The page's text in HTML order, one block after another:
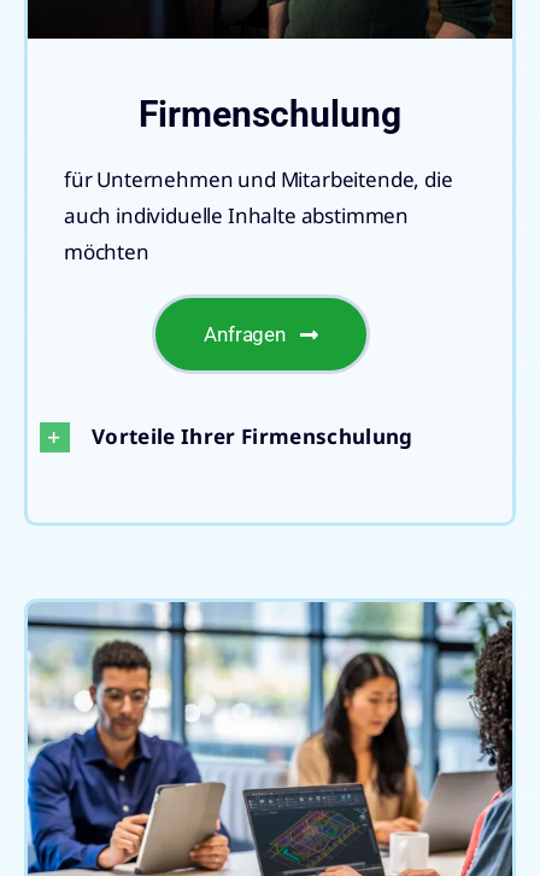
Firmenschulung
für Unternehmen und Mitarbeitende, die
auch individuelle Inhalte abstimmen
möchten
Anfragen
Vorteile Ihrer Firmenschulung